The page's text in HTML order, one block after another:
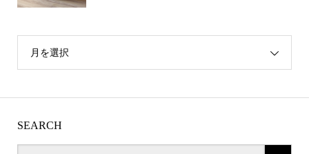
月を選択
SEARCH